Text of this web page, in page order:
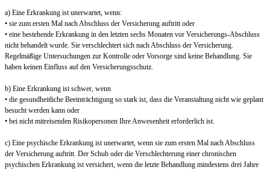
a) Eine Erkrankung ist unerwartet, wenn:
• sie zum ersten Mal nach Abschluss der Versicherung auftritt oder
• eine bestehende Erkrankung in den letzten sechs Monaten vor Versicherungs-Abschluss
nicht behandelt wurde. Sie verschlechtert sich nach Abschluss der Versicherung.
Regelmäßige Untersuchungen zur Kontrolle oder Vorsorge sind keine Behandlung. Sie
haben keinen Einfluss auf den Versicherungsschutz.
b) Eine Erkrankung ist schwer, wenn
• die gesundheitliche Beeinträchtigung so stark ist, dass die Veranstaltung nicht wie geplant
besucht werden kann oder
• bei nicht mitreisenden Risikopersonen Ihre Anwesenheit erforderlich ist.
c) Eine psychische Erkrankung ist unerwartet, wenn sie zum ersten Mal nach Abschluss
der Versicherung auftritt. Der Schub oder die Verschlechterung einer chronischen
psychischen Erkrankung ist versichert, wenn die letzte Behandlung mindestens drei Jahre